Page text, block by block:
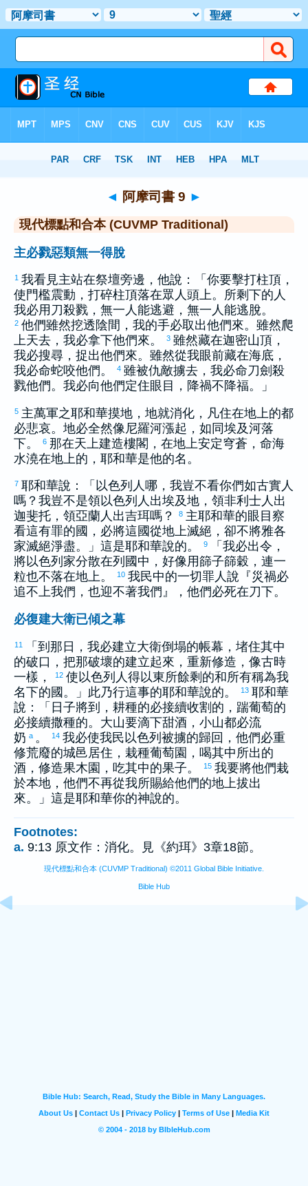
> 阿摩司書 9
◄ 阿摩司書 9 ►
現代標點和合本 (CUVMP Traditional)
主必戮惡類無一得脫
1 我看見主站在祭壇旁邊，他說：「你要擊打柱頂，
使門檻震動，打碎柱頂落在眾人頭上。所剩下的人
我必用刀殺戮，無一人能逃避，無一人能逃脫。
2 他們雖然挖透陰間，我的手必取出他們來。雖然爬
上天去，我必拿下他們來。
3 雖然藏在迦密山頂，
我必搜尋，捉出他們來。雖然從我眼前藏在海底，
我必命蛇咬他們。
4 雖被仇敵擄去，我必命刀劍殺
戮他們。我必向他們定住眼目，降禍不降福。」
5 主萬軍之耶和華摸地，地就消化，凡住在地上的都
必悲哀。地必全然像 尼羅河漲起，如同埃及河落
下。
6 那在天上建造樓閣，在地上安定穹蒼，命海
水澆在地上的，耶和華是他的名。
7 耶和華說：「 以色列 人哪，我豈不看你們如古實人
嗎？我豈不是領以色列 人出埃及地，領非利士人出
迦斐托 ，領亞蘭人出吉珥嗎？ 8 主耶和華的眼目察
看這有罪的國，必將這國從地上滅絕，卻不將雅各
家滅絕淨盡。」這是耶和華說的。
9
「我必出令，
將以色列 家分散在列國中，好像用篩子篩穀，連一
粒也不落在地上。
10 我民中的一切罪人說『災禍必
追不上我們，也迎不著我們』，他們必死在刀下。
必復建大衛已傾之幕
11 「到那日，我必建立大衛倒塌的帳幕，堵住其中
的破口，把那破壞的建立起來，重新修造，像古時
一樣，
12 使 以色列 人得以東所餘剩的和所有稱為我
名下的國。」此乃行這事的耶和華說的。
13 耶和華
說：「日子將到，耕種的必接續收割的，踹葡萄的
必接續撒種的。大山要滴下甜酒，小山都必流
奶 a 。 14 我必使我民 以色列 被擄的歸回，他們必重
修荒廢的城邑居住，栽種葡萄園，喝其中所出的
酒，修造果木園，吃其中的果子。
15 我要將他們栽
於本地，他們不再從我所賜給他們的地上拔出
來。」這是耶和華你的神說的。
Footnotes:
a. 9:13 原文作：消化。見《約珥》3章18節。
現代標點和合本 (CUVMP Traditional) ©2011 Global Bible Initiative.
Bible Hub